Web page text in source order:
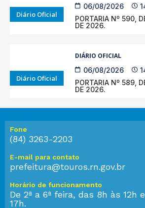
Diário Oficial
06/08/2026
PORTARIA Nº 590,
DE 2026.
Diário Oficial
DIÁRIO OFICIAL
06/08/2026
PORTARIA Nº 589,
DE 2026.
Fone
(84) 3263-2203
E-mail para contato
prefeitura@touros.rn.gov.br
Horário de funcionamento
De 2ª a 6ª feira, das 8h às 12h
17h.